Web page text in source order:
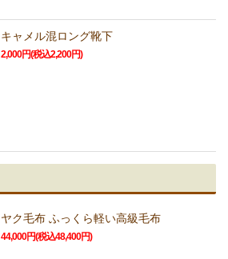
キャメル混ロング靴下
2,000円(税込2,200円)
ヤク毛布 ふっくら軽い高級毛布
44,000円(税込48,400円)